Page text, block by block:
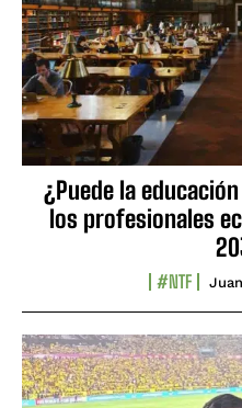
¿Puede la
los profesionales
#NTF